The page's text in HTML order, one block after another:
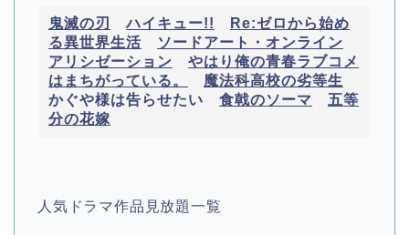
鬼滅の刃 ハイキュー!!
Re:ゼロから始め
る異世界生活
ソードアート・オンライン
アリシゼーション
やはり俺の青春ラブコメ
はまちがっている。
魔法科高校の劣等生
かぐや様は告らせたい 食戟のソーマ
五等
分の花嫁
人気ドラマ作品見放題一覧